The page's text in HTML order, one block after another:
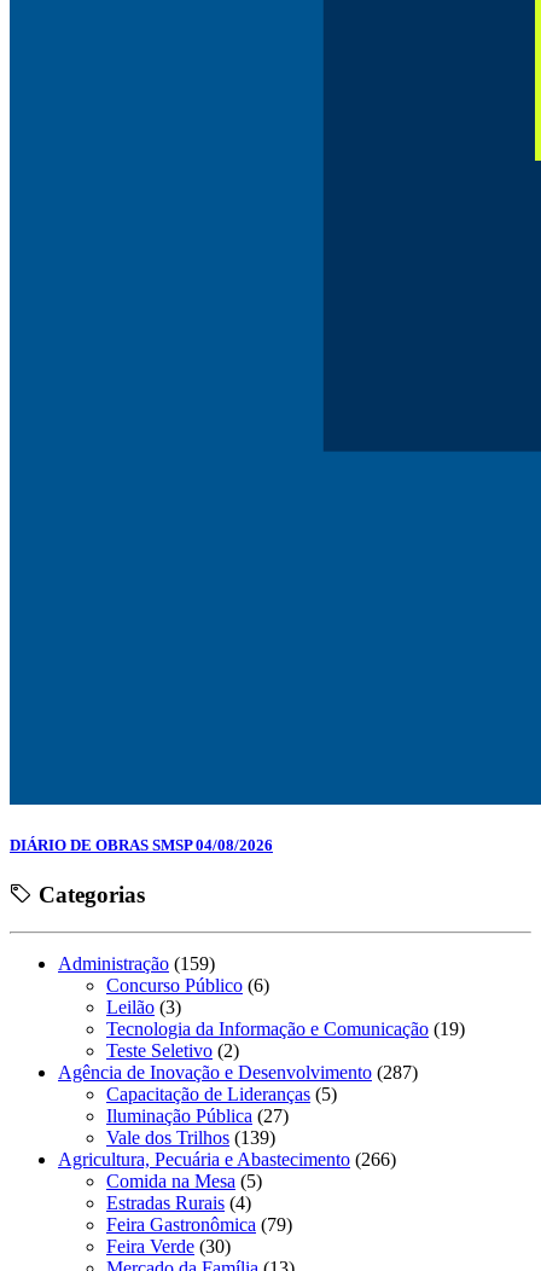
DIÁRIO DE OBRAS SMSP 04/08/2026
Categorias
Administração (159)
Concurso Público (6)
Leilão (3)
Tecnologia da Informação e Comunicação (19)
Teste Seletivo (2)
Agência de Inovação e Desenvolvimento (287)
Capacitação de Lideranças (5)
Iluminação Pública (27)
Vale dos Trilhos (139)
Agricultura, Pecuária e Abastecimento (266)
Comida na Mesa (5)
Estradas Rurais (4)
Feira Gastronômica (79)
Feira Verde (30)